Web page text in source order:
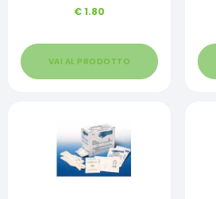
€1.80
VAI AL PRODOTTO